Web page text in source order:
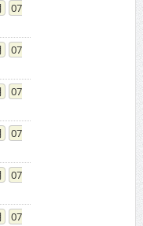
07
07
07
07
07
07